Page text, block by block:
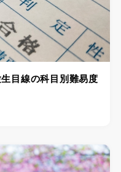
目線の科目別難易度